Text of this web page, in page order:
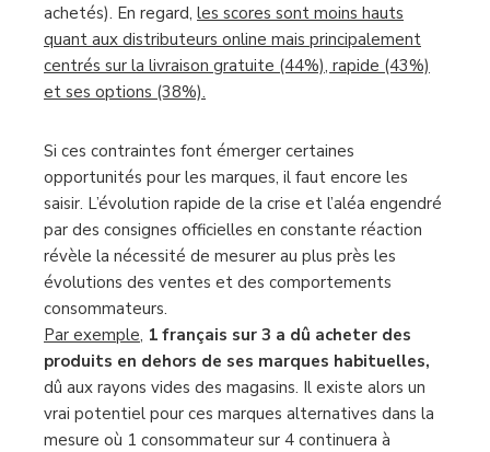
achetés). En regard, les scores sont moins hauts
quant aux distributeurs online mais principalement
centrés sur la livraison gratuite (44%), rapide (43%)
et ses options (38%).
Si ces contraintes font émerger certaines
opportunités pour les marques, il faut encore les
saisir. L’évolution rapide de la crise et l’aléa engendré
par des consignes officielles en constante réaction
révèle la nécessité de mesurer au plus près les
évolutions des ventes et des comportements
consommateurs.
Par exemple, 1 français sur 3 a dû acheter des
produits en dehors de ses marques habituelles,
dû aux rayons vides des magasins. Il existe alors un
vrai potentiel pour ces marques alternatives dans la
mesure où 1 consommateur sur 4 continuera à